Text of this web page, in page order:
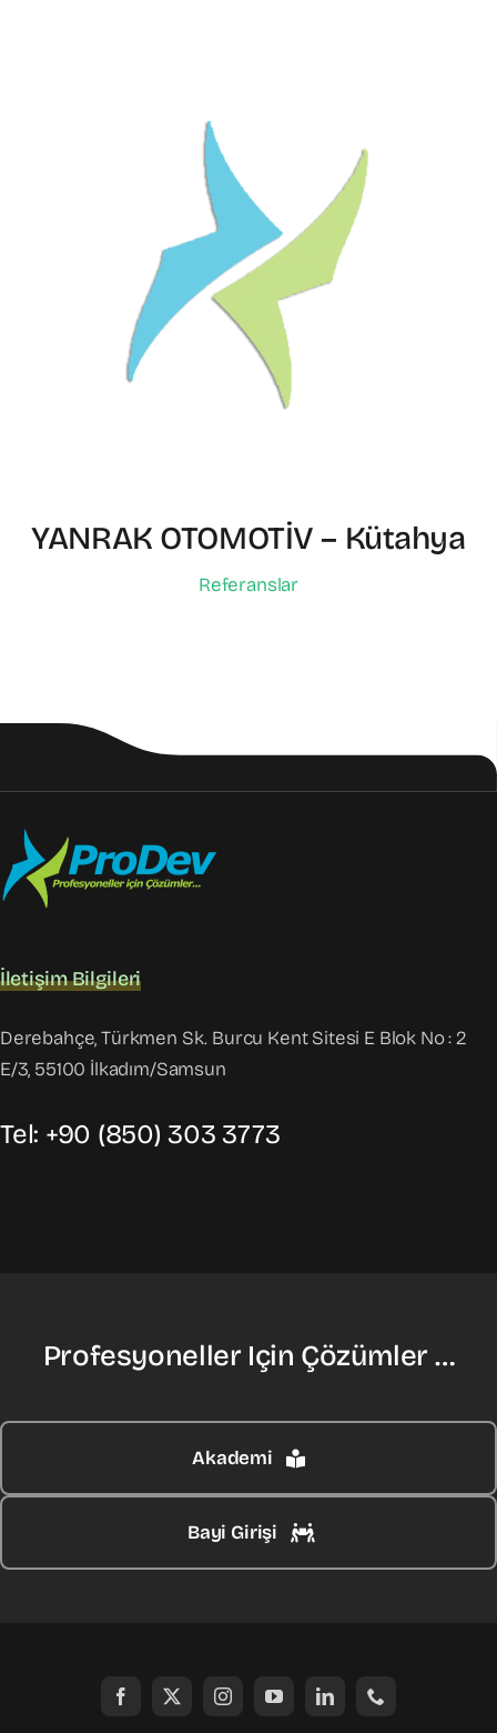
YANRAK OTOMOTİV – Kütahya
Referanslar
İletişim Bilgileri
Derebahçe, Türkmen Sk. Burcu Kent Sitesi E Blok No : 2
E/3, 55100 İlkadım/Samsun
Tel: +90 (850) 303 3773
Profesyoneller Için Çözümler …
Akademi
Bayi Girişi